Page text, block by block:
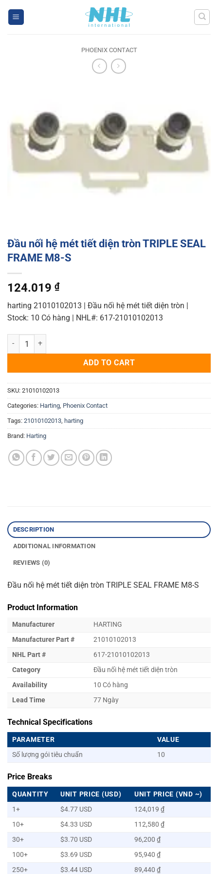
PHOENIX CONTACT
Đầu nối hệ mét tiết diện tròn TRIPLE SEAL
FRAME M8-S
124.019 ₫
harting 21010102013 | Đầu nối hệ mét tiết diện tròn |
Stock: 10 Có hàng | NHL#: 617-21010102013
Đầu nối hệ mét tiết diện tròn TRIPLE SEAL FRAME M8-S quantity
ADD TO CART
SKU: 21010102013
Categories: Harting Phoenix Contact
Tags: 21010102013 harting
Brand: Harting
DESCRIPTION
ADDITIONAL INFORMATION
REVIEWS (0)
Đầu nối hệ mét tiết diện tròn TRIPLE SEAL FRAME M8-S
Product Information
Manufacturer
HARTING
Manufacturer Part #
21010102013
NHL Part #
617-21010102013
Category
Đầu nối hệ mét tiết diện tròn
Availability
10 Có hàng
Lead Time
77 Ngày
Technical Specifications
PARAMETER
VALUE
Số lượng gói tiêu chuẩn
10
Price Breaks
QUANTITY UNIT PRICE (USD)
UNIT PRICE (VND ~)
1+
$4.77 USD
124,019 ₫
10+
$4.33 USD
112,580 ₫
30+
$3.70 USD
96,200 ₫
100+
$3.69 USD
95,940 ₫
250+
$3.44 USD 89,440 ₫